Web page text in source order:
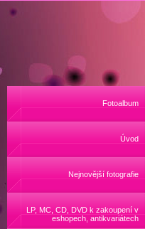
Fotoalbum
Úvod
Nejnovější fotografie
LP, MC, CD, DVD k zakoupení v
eshopech, antikvariátech